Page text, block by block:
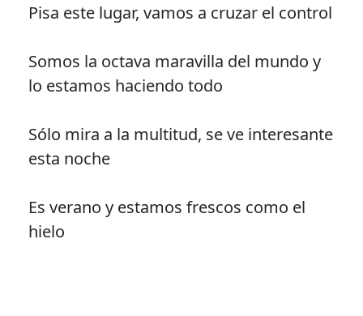
Pisa este lugar, vamos a cruzar el control
Somos la octava maravilla del mundo y
lo estamos haciendo todo
Sólo mira a la multitud, se ve interesante
esta noche
Es verano y estamos frescos como el
hielo